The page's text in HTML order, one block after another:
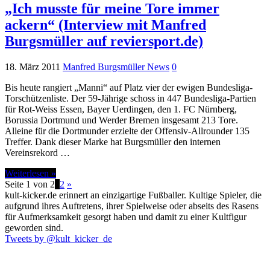
„Ich musste für meine Tore immer
ackern“ (Interview mit Manfred
Burgsmüller auf reviersport.de)
18. März 2011 Manfred Burgsmüller News 0
Bis heute rangiert „Manni“ auf Platz vier der ewigen Bundesliga-
Torschützenliste. Der 59-Jährige schoss in 447 Bundesliga-Partien
für Rot-Weiss Essen, Bayer Uerdingen, den 1. FC Nürnberg,
Borussia Dortmund und Werder Bremen insgesamt 213 Tore.
Alleine für die Dortmunder erzielte der Offensiv-Allrounder 135
Treffer. Dank dieser Marke hat Burgsmüller den internen
Vereinsrekord …
Weiterlesen »
Seite 1 von 2 2 »
kult-kicker.de erinnert an einzigartige Fußballer. Kultige Spieler, die
aufgrund ihres Auftretens, ihrer Spielweise oder abseits des Rasens
für Aufmerksamkeit gesorgt haben und damit zu einer Kultfigur
geworden sind.
Tweets by @kult_kicker_de